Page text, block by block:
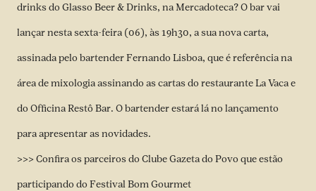
drinks do Glasso Beer & Drinks, na Mercadoteca? O bar vai
lançar nesta sexta-feira (06), às 19h30, a sua nova carta,
assinada pelo bartender Fernando Lisboa, que é referência na
área de mixologia assinando as cartas do restaurante La Vaca e
do Officina Restô Bar. O bartender estará lá no lançamento
para apresentar as novidades.
>>> Confira os parceiros do Clube Gazeta do Povo que estão
participando do Festival Bom Gourmet